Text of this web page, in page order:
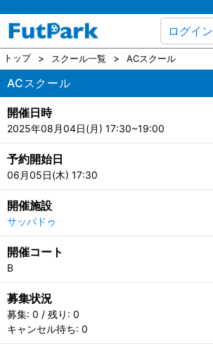
ログイン
トップ スクール一覧 ACスクール
ACスクール
開催日時
2025年08月04日(月) 17:30~19:00
予約開始日
06月05日(木) 17:30
開催施設
サッパドゥ
開催コート
B
募集状況
募集: 0 / 残り: 0
キャンセル待ち: 0